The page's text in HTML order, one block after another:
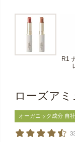
R1
ローズア
オーガニック成分 自